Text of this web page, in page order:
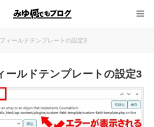
ィールドテンプレートの設定3
ールドテンプレートの設定3